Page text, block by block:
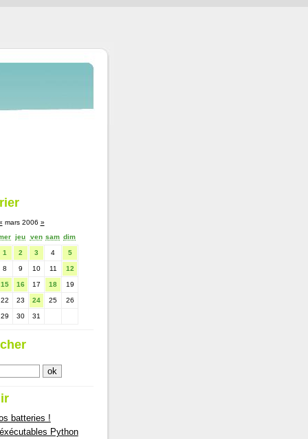
mars 2006 »
jeu ven sam dim
1 2 3 4 5
8 9 10 11 12
15 16 17 18 19
22 23 24 25 26
29 30 31
batteries !
Python